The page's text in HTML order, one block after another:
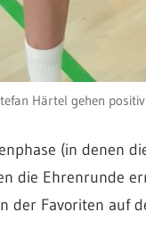
Härtel gehen
(in denen
die Ehrenrunde
der Favoriten auf